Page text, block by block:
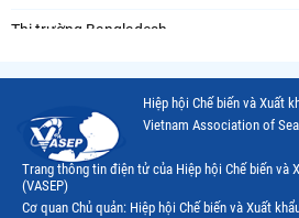
Thị trường Bangladesh
Thị trường Canada
Thị trường Ecuador
Thị trường EU
Hiệp hội Chế biến và Xuất
Vietnam Association of
Trang thông tin điện tử của Hiệp hội Chế biến và
(VASEP)
Cơ quan Chủ quản: Hiệp hội Chế biến và Xuất